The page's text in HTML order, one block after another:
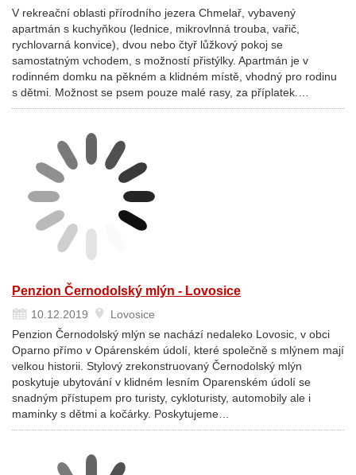
V rekreační oblasti přírodního jezera Chmelař, vybavený
apartmán s kuchyňkou (lednice, mikrovlnná trouba, vařič,
rychlovarná konvice), dvou nebo čtyř lůžkový pokoj se
samostatným vchodem, s možností přistýlky. Apartmán je v
rodinném domku na pěkném a klidném místě, vhodný pro rodinu
s dětmi. Možnost se psem pouze malé rasy, za příplatek.…
Penzion Černodolský mlýn - Lovosice
10.12.2019
Lovosice
Penzion Černodolský mlýn se nachází nedaleko Lovosic, v obci
Oparno přímo v Opárenském údolí, které společně s mlýnem mají
velkou historii. Stylový zrekonstruovaný Černodolský mlýn
poskytuje ubytování v klidném lesním Oparenském údolí se
snadným přístupem pro turisty, cykloturisty, automobily ale i
maminky s dětmi a kočárky. Poskytujeme…